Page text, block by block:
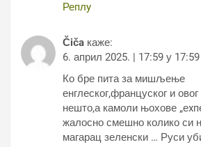
Реплy
Čiča каже:
6. април 2025. | 17:59 у 17:59
Ко бре пита за мишљење
енглеског,француског и
нешто,а камоли њохове
жалосно смешно колико си
магарац зеленски … Руси